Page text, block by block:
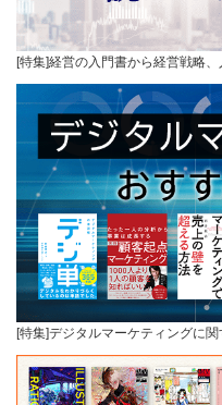
[特集]経営の入門書から経営戦略
[特集]デジタルマーケティングに